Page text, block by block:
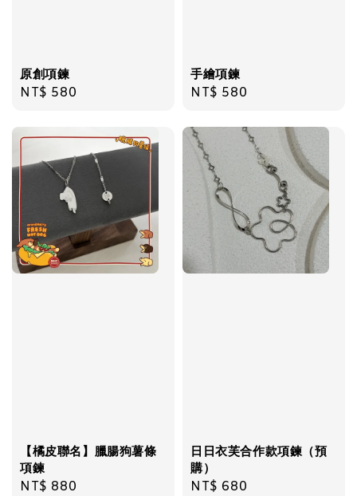
原創項鍊
Regular
NT$ 580
手繪項鍊
Regular
NT$ 580
【橘皮聯名】臘腸狗薯條
項鍊
Regular
NT$ 880
日日衣芙合作款項鍊（預
購）
Regular
NT$ 680